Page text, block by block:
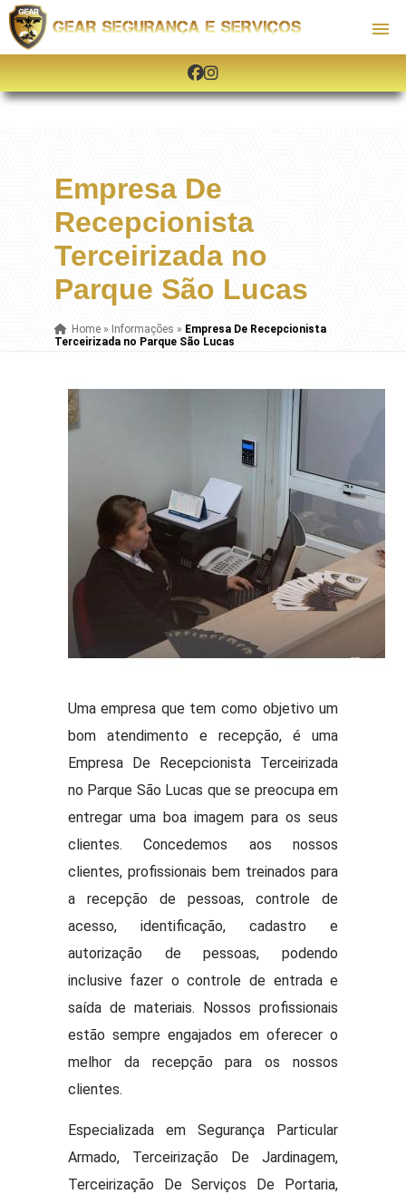
Empresa De
Recepcionista
Terceirizada no
Parque São Lucas
Home» Informações » Empresa De Recepcionista
Terceirizada no Parque São Lucas
Uma empresa que tem como objetivo um
bom atendimento e recepção, é uma
Empresa De Recepcionista Terceirizada
no Parque São Lucas que se preocupa em
entregar uma boa imagem para os seus
clientes. Concedemos aos nossos
clientes, profissionais bem treinados para
a recepção de pessoas, controle de
acesso, identificação, cadastro e
autorização de pessoas, podendo
inclusive fazer o controle de entrada e
saída de materiais. Nossos profissionais
estão sempre engajados em oferecer o
melhor da recepção para os nossos
clientes.
Especializada em Segurança Particular
Armado, Terceirização De Jardinagem,
Terceirização De Serviços De Portaria,